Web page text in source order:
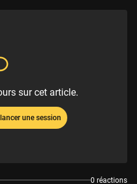
sur cet article.
une session
0 réactions